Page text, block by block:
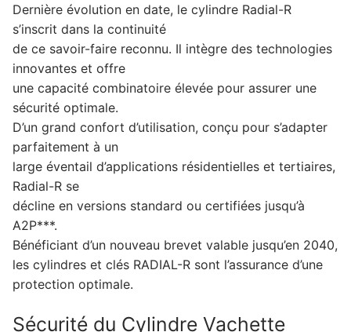
Dernière évolution en date, le cylindre Radial-R
s’inscrit dans la continuité
de ce savoir-faire reconnu. Il intègre des technologies
innovantes et offre
une capacité combinatoire élevée pour assurer une
sécurité optimale.
D’un grand confort d’utilisation, conçu pour s’adapter
parfaitement à un
large éventail d’applications résidentielles et tertiaires,
Radial-R se
décline en versions standard ou certifiées jusqu’à
A2P***.
Bénéficiant d’un nouveau brevet valable jusqu’en 2040,
les cylindres et clés RADIAL-R sont l’assurance d’une
protection optimale.
Sécurité du Cylindre Vachette